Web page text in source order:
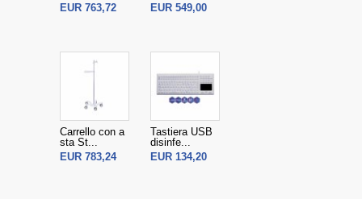
EUR 763,72 EUR 549,00
Carrello con a
sta St...
EUR 783,24
Tastiera USB
disinfe...
EUR 134,20